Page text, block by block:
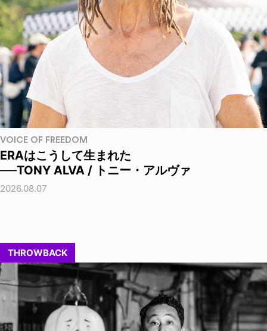
VOICE OF FREEDOM
ERAはこうして生まれた
──TONY ALVA / トニー・アルヴァ
2026.08.07
THROWBACK